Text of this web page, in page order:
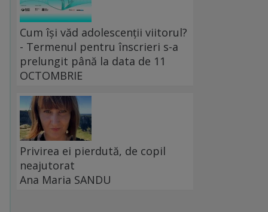
Cum își văd adolescenții viitorul?
- Termenul pentru înscrieri s-a
prelungit până la data de 11
OCTOMBRIE
Privirea ei pierdută, de copil
neajutorat
Ana Maria SANDU